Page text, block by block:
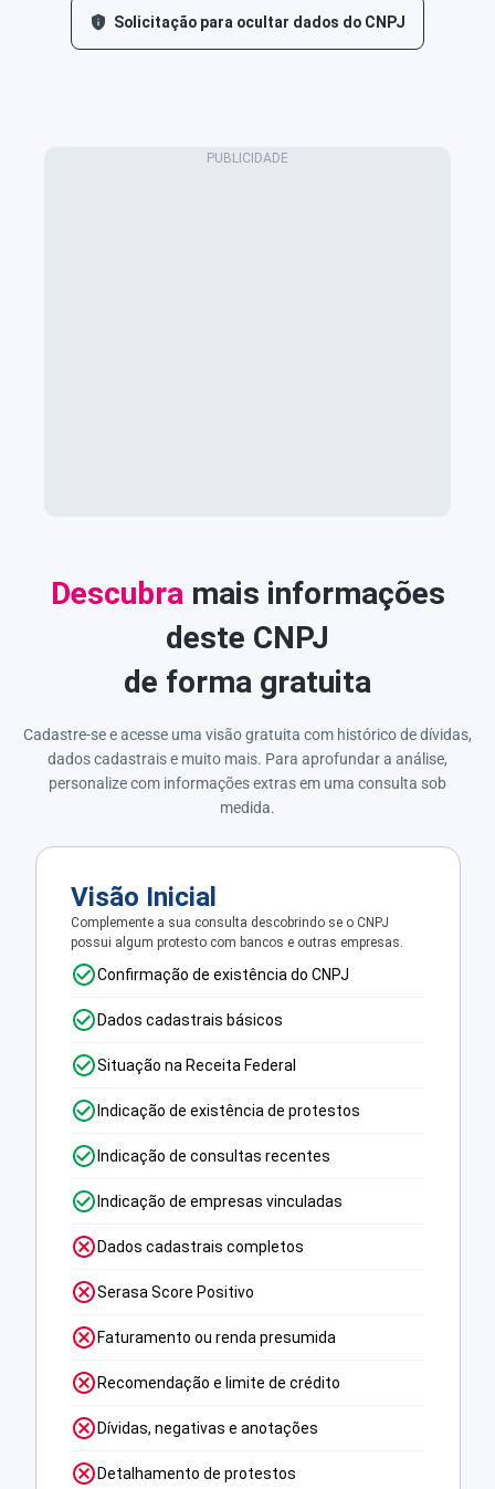
Solicitação para ocultar dados do CNPJ
Descubra mais informações
deste CNPJ
de forma gratuita
Cadastre-se e acesse uma visão gratuita com histórico de dívidas,
dados cadastrais e muito mais. Para aprofundar a análise,
personalize com informações extras em uma consulta sob
medida.
Visão Inicial
Complemente a sua consulta descobrindo se o CNPJ
possui algum protesto com bancos e outras empresas.
Confirmação de existência do CNPJ
Dados cadastrais básicos
Situação na Receita Federal
Indicação de existência de protestos
Indicação de consultas recentes
Indicação de empresas vinculadas
Dados cadastrais completos
Serasa Score Positivo
Faturamento ou renda presumida
Recomendação e limite de crédito
Dívidas, negativas e anotações
Detalhamento de protestos